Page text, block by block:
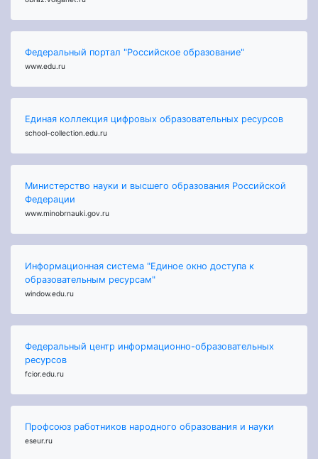
Федеральный портал "Российское образование"
www.edu.ru
Единая коллекция цифровых образовательных ресурсов
school-collection.edu.ru
Министерство науки и высшего образования Российской
Федерации
www.minobrnauki.gov.ru
Информационная система "Единое окно доступа к
образовательным ресурсам"
window.edu.ru
Федеральный центр информационно-образовательных
ресурсов
fcior.edu.ru
Профсоюз работников народного образования и науки
eseur.ru